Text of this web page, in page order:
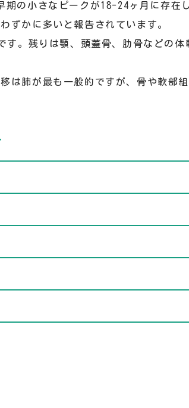
の小さなピークが18-24ヶ月に存在
ずかに多いと報告されています。
。残りは顎、頭蓋骨、肋骨などの体
は肺が最も一般的ですが、骨や軟部